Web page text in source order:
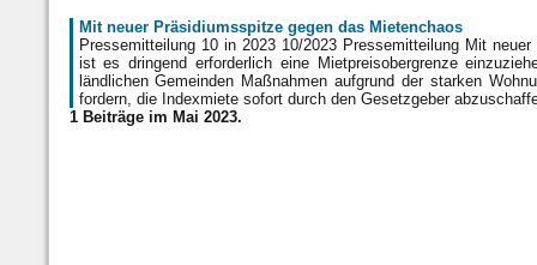
Mit neuer Präsidiumsspitze gegen das Mietenchaos
Pressemitteilung 10 in 2023 10/2023 Pressemitteilung Mit
ist es dringend erforderlich eine Mietpreisobergrenze
ländlichen Gemeinden Maßnahmen aufgrund der starken
fordern, die Indexmiete sofort durch den Gesetzgeber
1 Beiträge im Mai 2023.